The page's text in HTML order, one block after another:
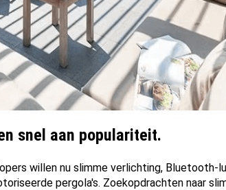
snel aan populariteit.
willen nu slimme verlichting, Bluetooth-
pergola's. Zoekopdrachten naar